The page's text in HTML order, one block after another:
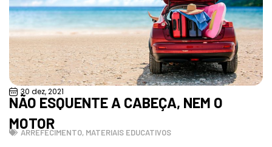
30 dez, 2021
NÃO ESQUENTE A CABEÇA, NEM O
MOTOR
ARREFECIMENTO, MATERIAIS EDUCATIVOS